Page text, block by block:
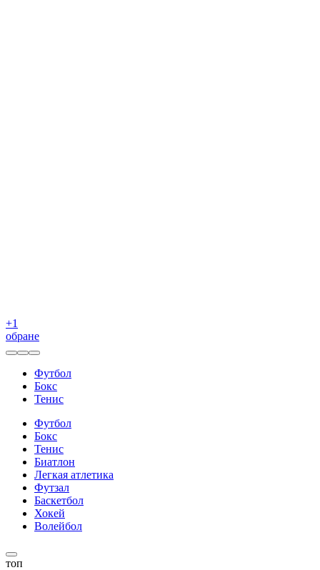
+1
обране
Футбол
Бокс
Тенис
Футбол
Бокс
Тенис
Биатлон
Легкая атлетика
Футзал
Баскетбол
Хокей
Волейбол
топ